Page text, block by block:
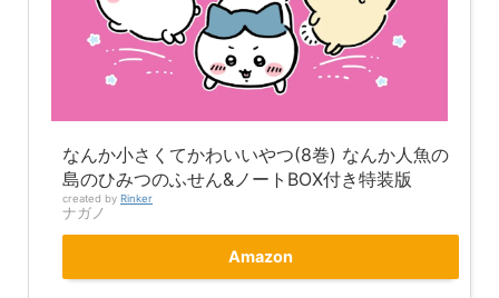
なんか小さくてかわいいやつ(8巻) なんか人魚の
島のひみつのふせん&ノートBOX付き特装版
created by Rinker
ナガノ
Amazon